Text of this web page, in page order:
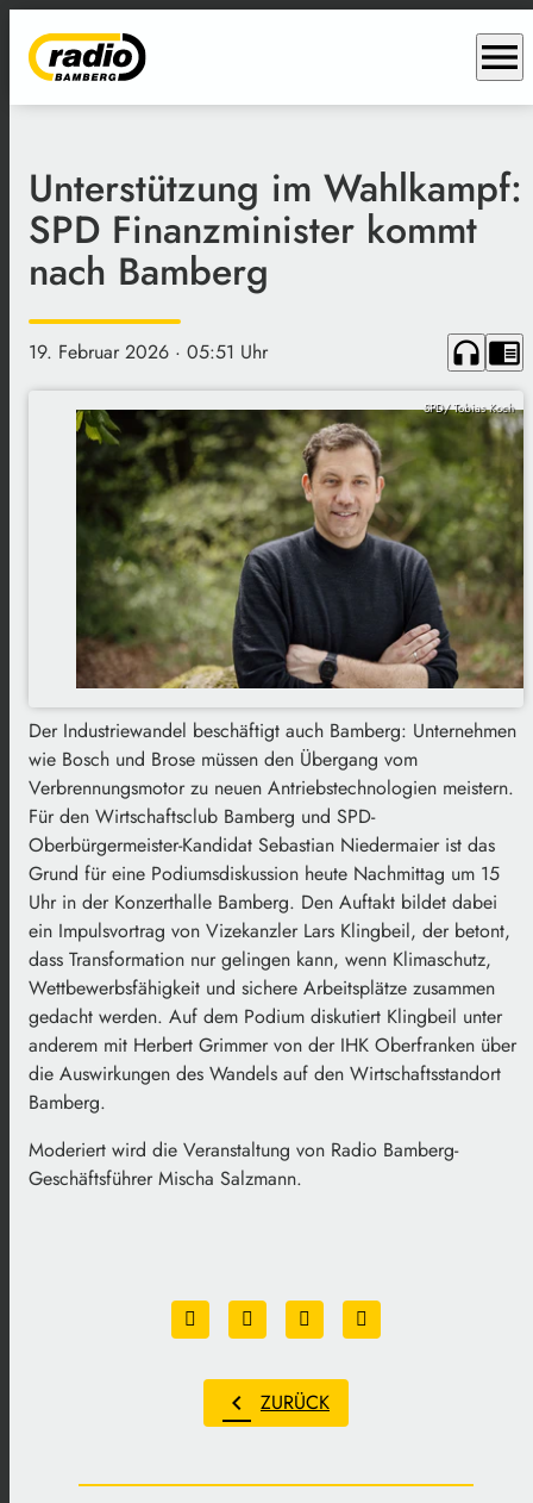
menu
Unterstützung im Wahlkampf:
SPD Finanzminister kommt
nach Bamberg
19. Februar 2026 · 05:51 Uhr headphones chrome_reader_mode
SPD/ Tobias Koch
Der Industriewandel beschäftigt auch Bamberg: Unternehmen
wie Bosch und Brose müssen den Übergang vom
Verbrennungsmotor zu neuen Antriebstechnologien meistern.
Für den Wirtschaftsclub Bamberg und SPD-
Oberbürgermeister-Kandidat Sebastian Niedermaier ist das
Grund für eine Podiumsdiskussion heute Nachmittag um 15
Uhr in der Konzerthalle Bamberg. Den Auftakt bildet dabei
ein Impulsvortrag von Vizekanzler Lars Klingbeil, der betont,
dass Transformation nur gelingen kann, wenn Klimaschutz,
Wettbewerbsfähigkeit und sichere Arbeitsplätze zusammen
gedacht werden. Auf dem Podium diskutiert Klingbeil unter
anderem mit Herbert Grimmer von der IHK Oberfranken über
die Auswirkungen des Wandels auf den Wirtschaftsstandort
Bamberg.
Moderiert wird die Veranstaltung von Radio Bamberg-
Geschäftsführer Mischa Salzmann.
chevron_left ZURÜCK